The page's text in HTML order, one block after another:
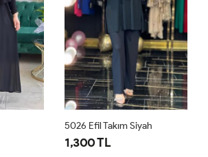
5026 Efil Takım Siyah
1,300 TL